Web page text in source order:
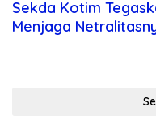
Sekda Kotim
Menjaga